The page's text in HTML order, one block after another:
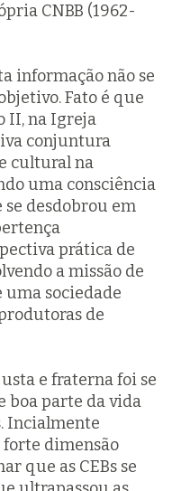
CNBB (1962-
informação não se
Fato é que
II, na Igreja
conjuntura
cultural na
uma consciência
se desdobrou em
prática de
a missão de
uma sociedade
de
e fraterna foi se
boa parte da vida
Incialmente
forte dimensão
que as CEBs se